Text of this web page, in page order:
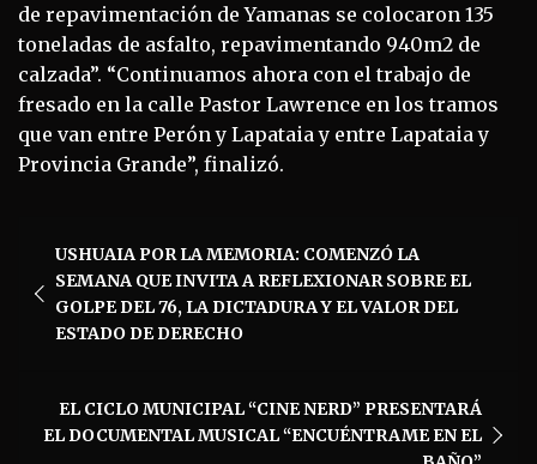
de repavimentación de Yamanas se colocaron 135
toneladas de asfalto, repavimentando 940m2 de
calzada”. “Continuamos ahora con el trabajo de
fresado en la calle Pastor Lawrence en los tramos
que van entre Perón y Lapataia y entre Lapataia y
Provincia Grande”, finalizó.
entradas
USHUAIA POR LA MEMORIA: COMENZÓ LA
SEMANA QUE INVITA A REFLEXIONAR SOBRE EL
GOLPE DEL 76, LA DICTADURA Y EL VALOR DEL
ESTADO DE DERECHO
EL CICLO MUNICIPAL “CINE NERD” PRESENTARÁ
EL DOCUMENTAL MUSICAL “ENCUÉNTRAME EN EL